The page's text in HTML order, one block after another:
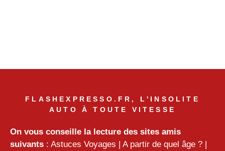
FLASHEXPRESSO.FR, L'INSOLITE
AUTO À TOUTE VITESSE
On vous conseille la lecture des sites amis
suivants : Astuces Voyages | A partir de quel âge ? |